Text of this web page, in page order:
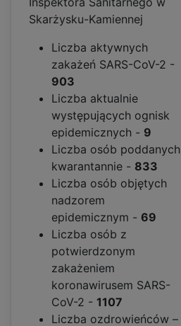
Skarżysku-Kamiennej
Liczba aktywnych
zakażeń SARS-CoV-2 -
903
Liczba aktualnie
występujących ognisk
epidemicznych - 9
Liczba osób poddanych
kwarantannie - 833
Liczba osób objętych
nadzorem
epidemicznym - 69
Liczba osób z
potwierdzonym
zakażeniem
koronawirusem SARS-
CoV-2 - 1107
Liczba ozdrowieńców –